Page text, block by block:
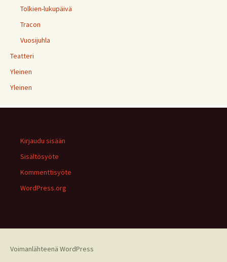
Tolkien-lukupäivä
Tracon
Vuosijuhla
Teatteri
Yleinen
Yleinen
Kirjaudu sisään
Sisältösyöte
Kommenttisyöte
WordPress.org
Voimanlähteenä WordPress